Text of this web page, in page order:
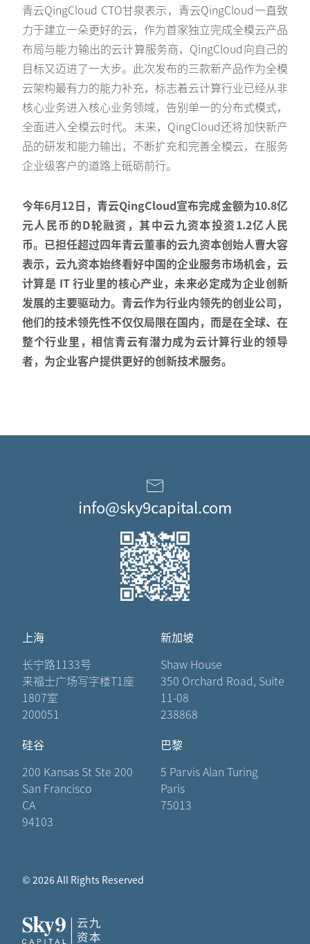
青云QingCloud CTO甘泉表示，青云QingCloud一直致
力于建立一朵更好的云，作为首家独立完成全模云产品
布局与能力输出的云计算服务商，QingCloud向自己的
目标又迈进了一大步。此次发布的三款新产品作为全模
云架构最有力的能力补充，标志着云计算行业已经从非
核心业务进入核心业务领域，告别单一的分布式模式，
全面进入全模云时代。未来，QingCloud还将加快新产
品的研发和能力输出，不断扩充和完善全模云，在服务
企业级客户的道路上砥砺前行。
今年6月12日，青云QingCloud宣布完成金额为10.8亿
元人民币的D轮融资，其中云九资本投资1.2亿人民
币。已担任超过四年青云董事的云九资本创始人曹大容
表示，云九资本始终看好中国的企业服务市场机会，云
计算是 IT 行业里的核心产业，未来必定成为企业创新
发展的主要驱动力。青云作为行业内领先的创业公司，
他们的技术领先性不仅仅局限在国内，而是在全球、在
整个行业里，相信青云有潜力成为云计算行业的领导
者，为企业客户提供更好的创新技术服务。
info@sky9capital.com
上海
长宁路1133号
来福士广场写字楼T1座
1807室
200051
新加坡
Shaw House
350 Orchard Road, Suite
11-08
238868
硅谷
200 Kansas St Ste 200
San Francisco
CA
94103
巴黎
5 Parvis Alan Turing
Paris
75013
© 2026 All Rights Reserved